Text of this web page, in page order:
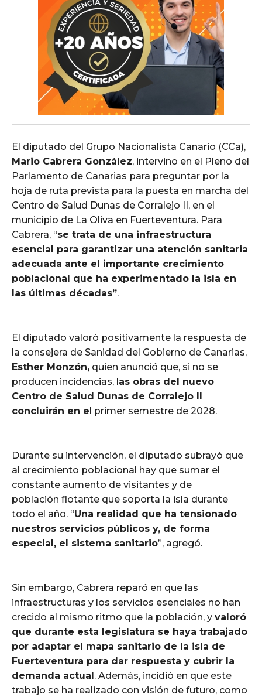
El diputado del Grupo Nacionalista Canario (CCa),
Mario Cabrera González, intervino en el Pleno del
Parlamento de Canarias para preguntar por la
hoja de ruta prevista para la puesta en marcha del
Centro de Salud Dunas de Corralejo II, en el
municipio de La Oliva en Fuerteventura. Para
Cabrera, “se trata de una infraestructura
esencial para garantizar una atención sanitaria
adecuada ante el importante crecimiento
poblacional que ha experimentado la isla en
las últimas décadas”.
El diputado valoró positivamente la respuesta de
la consejera de Sanidad del Gobierno de Canarias,
Esther Monzón, quien anunció que, si no se
producen incidencias, las obras del nuevo
Centro de Salud Dunas de Corralejo II
concluirán en el primer semestre de 2028.
Durante su intervención, el diputado subrayó que
al crecimiento poblacional hay que sumar el
constante aumento de visitantes y de
población flotante que soporta la isla durante
todo el año. “Una realidad que ha tensionado
nuestros servicios públicos y, de forma
especial, el sistema sanitario”, agregó.
Sin embargo, Cabrera reparó en que las
infraestructuras y los servicios esenciales no han
crecido al mismo ritmo que la población, y valoró
que durante esta legislatura se haya trabajado
por adaptar el mapa sanitario de la isla de
Fuerteventura para dar respuesta y cubrir la
demanda actual. Además, incidió en que este
trabajo se ha realizado con visión de futuro, como